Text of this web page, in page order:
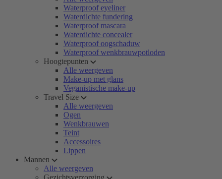
Waterproof eyeliner
Waterdichte fundering
Waterproof mascara
Waterdichte concealer
Waterproof oogschaduw
Waterproof wenkbrauwpotloden
Hoogtepunten
Alle weergeven
Make-up met glans
Veganistische make-up
Travel Size
Alle weergeven
Ogen
Wenkbrauwen
Teint
Accessoires
Lippen
Mannen
Alle weergeven
Gezichtsverzorging